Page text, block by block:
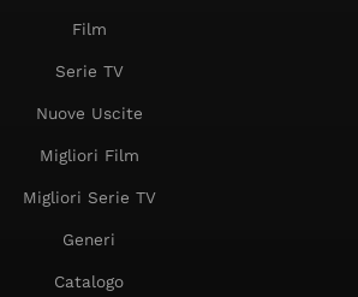
Film
Serie TV
Nuove Uscite
Migliori Film
Migliori Serie TV
Generi
Catalogo